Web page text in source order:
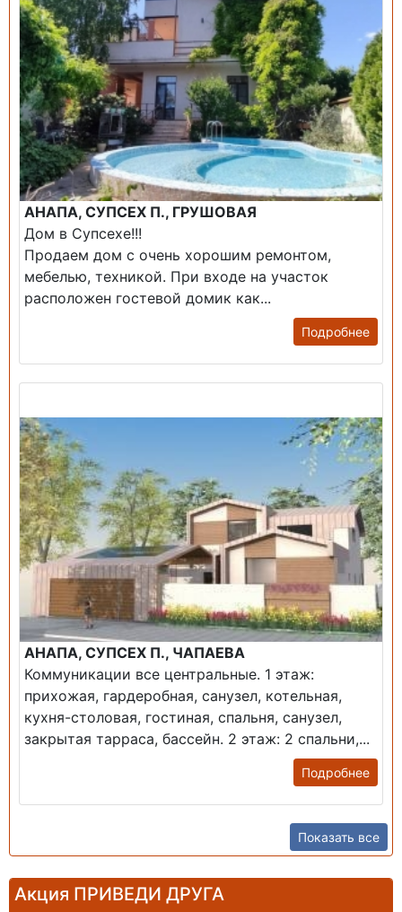
АНАПА, СУПСЕХ П., ГРУШОВАЯ
Дом в Супсехе!!!
Продаем дом с очень хорошим ремонтом,
мебелью, техникой. При входе на участок
расположен гостевой домик как...
Подробнее
АНАПА, СУПСЕХ П., ЧАПАЕВА
Коммуникации все центральные. 1 этаж:
прихожая, гардеробная, санузел, котельная,
кухня-столовая, гостиная, спальня, санузел,
закрытая тарраса, бассейн. 2 этаж: 2 спальни,...
Подробнее
Показать все
Акция ПРИВЕДИ ДРУГА